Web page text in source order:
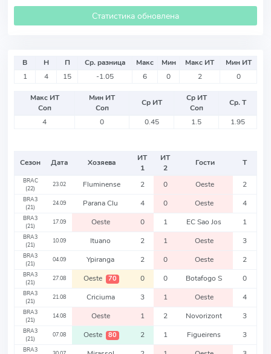
Статистика обновлена
В Н П Ср. разница Макс Мин Макс ИТ
Мин ИТ
1
4 15 -1.05 6 0 2 0
Макс ИТ
Соп
Мин ИТ
Соп
Ср ИТ
Ср ИТ
Соп
Ср. Т
4
0 0.45 1.5 1.95
Сезон Дата Хозяева
ИТ
1
ИТ
2
Гости Т
BRAC
(22)
23.02 Fluminense 2 0 Oeste 2
BRA3
(21)
24.09 Parana Clu 4 0 Oeste 4
BRA3
(21)
17.09 Oeste 0 1 EC Sao Jos 1
BRA3
(21)
10.09 Ituano 2 1 Oeste 3
BRA3
(21)
04.09 Ypiranga 2 0 Oeste 2
BRA3
(21)
27.08 Oeste 70 0 0 Botafogo S 0
BRA3
(21)
21.08 Criciuma 3 1 Oeste 4
BRA3
(21)
14.08 Oeste 1 2 Novorizont 3
BRA3
(21)
07.08 Oeste 80 2 1 Figueirens 3
BRA3